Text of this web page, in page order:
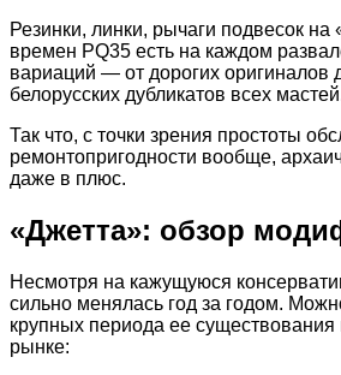
Резинки, линки, рычаги подвесок на
времен PQ35 есть на каждом
вариаций — от дорогих оригиналов
белорусских дубликатов всех
Так что, с точки зрения простоты
ремонтопригодности вообще,
даже в плюс.
«Джетта»: обзор
Несмотря на кажущуюся
сильно менялась год за годом.
крупных периода ее существования
рынке: